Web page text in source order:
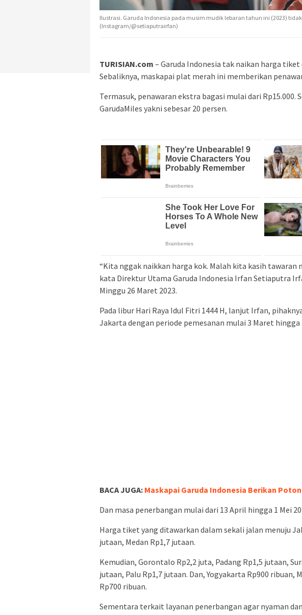
Ilustrasi. Garuda Indonesia pada musim mudik lebaran tahun ini (2023)
(Instagram/@setiaputrairfan)
TURISIAN.com – Garuda Indonesia tak naikan harga
Sebaliknya, maskapai plat merah ini memberikan
Termasuk, penawaran ekstra bagasi mulai dari Rp15.000.
GarudaMiles yakni sebesar 20 persen.
“Kita nggak naikkan harga kok. Malah kita kasih tawaran
kata Direktur Utama Garuda Indonesia Irfan Setiaputra
Minggu 26 Maret 2023.
Pada libur Hari Raya Idul Fitri 1444 H, lanjut Irfan,
Jakarta dengan periode pemesanan mulai 3 Maret hingga
BACA JUGA: Maskapai Garuda Indonesia Berikan
Dan masa penerbangan mulai dari 13 April hingga 1 Mei
Harga tiket yang ditawarkan dalam sekali jalan menuju
jutaan, Medan Rp1,7 jutaan.
Kemudian, Gorontalo Rp2,2 juta, Padang Rp1,5 jutaan,
jutaan, Palu Rp1,7 jutaan. Dan, Yogyakarta Rp900 ribuan,
Rp700 ribuan.
Sementara terkait layanan penerbangan agar nyaman